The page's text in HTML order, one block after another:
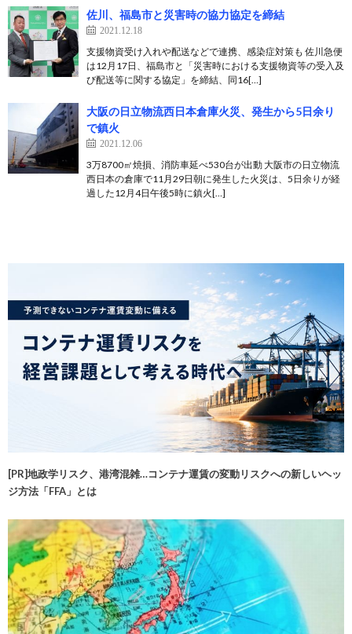
佐川、福島市と災害時の協力協定を締結
2021.12.18
支援物資受け入れや配送などで連携、感染症対策も 佐川急便
は12月17日、福島市と「災害時における支援物資等の受入及
び配送等に関する協定」を締結、同16[…]
大阪の日立物流西日本倉庫火災、発生から5日余り
で鎮火
2021.12.06
3万8700㎡焼損、消防車延べ530台が出動 大阪市の日立物流
西日本の倉庫で11月29日朝に発生した火災は、5日余りが経
過した12月4日午後5時に鎮火[…]
[PR]地政学リスク、港湾混雑…コンテナ運賃の変動リスクへの新しいヘッ
ジ方法「FFA」とは